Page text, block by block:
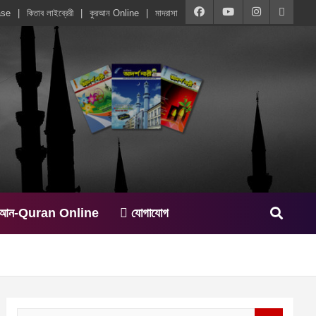
কিতাব লাইব্রেরী কুরআন Online মাদরাসা
Quran Online যোগাযোগ